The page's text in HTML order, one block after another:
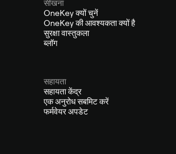
सीखना
OneKey क्यों चुनें
OneKey की आवश्यकता क्यों है
सुरक्षा वास्तुकला
ब्लॉग
सहायता
सहायता केंद्र
एक अनुरोध सबमिट करें
फर्मवेयर अपडेट